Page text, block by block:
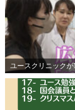
ユースクリニック